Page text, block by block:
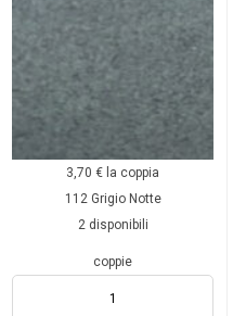
3,70€ la coppia
112 Grigio Notte
2 disponibili
coppie